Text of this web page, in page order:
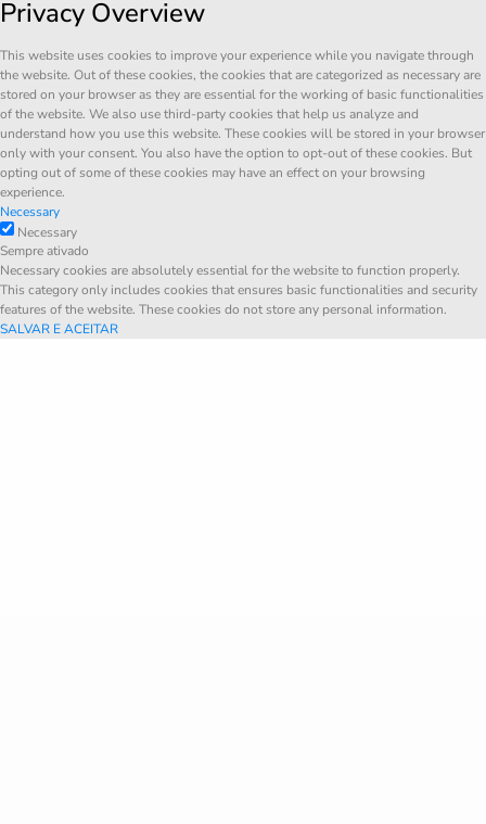
Privacy Overview
This website uses cookies to improve your experience while you navigate through
the website. Out of these cookies, the cookies that are categorized as necessary are
stored on your browser as they are essential for the working of basic functionalities
of the website. We also use third-party cookies that help us analyze and
understand how you use this website. These cookies will be stored in your browser
only with your consent. You also have the option to opt-out of these cookies. But
opting out of some of these cookies may have an effect on your browsing
experience.
Necessary
Necessary
Sempre ativado
Necessary cookies are absolutely essential for the website to function properly.
This category only includes cookies that ensures basic functionalities and security
features of the website. These cookies do not store any personal information.
SALVAR E ACEITAR